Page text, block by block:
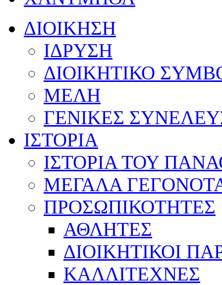
ΔΙΟΙΚΗΣΗ
ΙΔΡΥΣΗ
ΔΙΟΙΚΗΤΙΚΟ
ΜΕΛΗ
ΓΕΝΙΚΕΣ
ΙΣΤΟΡΙΑ
ΙΣΤΟΡΙΑ ΤΟΥ
ΜΕΓΑΛΑ
ΠΡΟΣΩΠΙΚΟΤΗΤΕΣ
ΑΘΛΗΤΕΣ
ΔΙΟΙΚΗΤΙΚΟΙ
ΚΑΛΛΙΤΕΧΝΕΣ